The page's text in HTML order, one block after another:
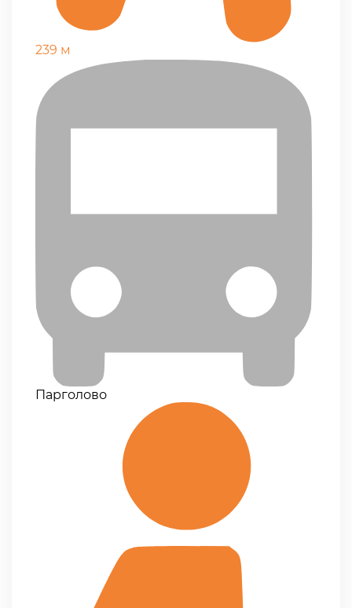
239 м
Парголово